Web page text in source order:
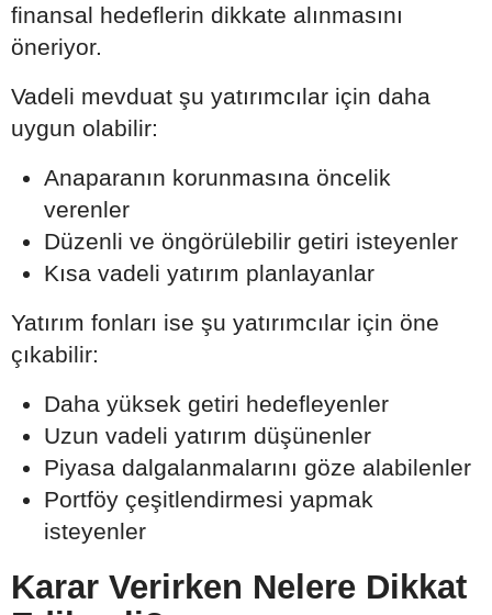
finansal hedeflerin dikkate alınmasını
öneriyor.
Vadeli mevduat şu yatırımcılar için daha
uygun olabilir:
Anaparanın korunmasına öncelik
verenler
Düzenli ve öngörülebilir getiri isteyenler
Kısa vadeli yatırım planlayanlar
Yatırım fonları ise şu yatırımcılar için öne
çıkabilir:
Daha yüksek getiri hedefleyenler
Uzun vadeli yatırım düşünenler
Piyasa dalgalanmalarını göze alabilenler
Portföy çeşitlendirmesi yapmak
isteyenler
Karar Verirken Nelere Dikkat